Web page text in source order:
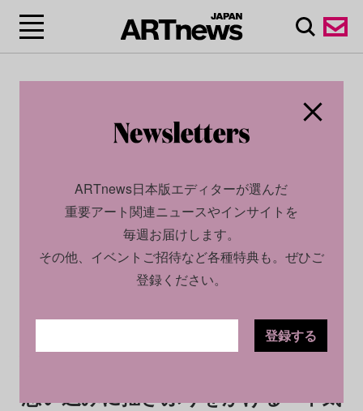
2025.06.04
思い込みに揺さぶりをかける「不気
ARTnews日本版エディターが選んだ
重要アート関連ニュースやインサイトを
毎週お届けします。
その他、イベントご招待など各種特典も。ぜひご
登録ください。
登録する